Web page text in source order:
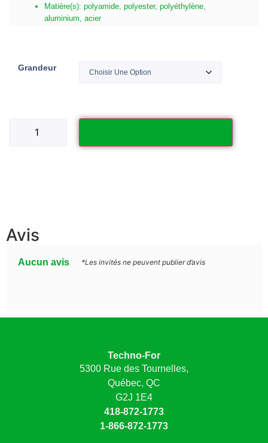
Matière(s): polyamide, polyester, polyéthylène,
aluminium, acier
Grandeur
Avis
Aucun avis *Les invités ne peuvent publier d’avis
Techno-For
5300 Rue des Tournelles,
Québec, QC
G2J 1E4
418-872-1773
1-866-872-1773